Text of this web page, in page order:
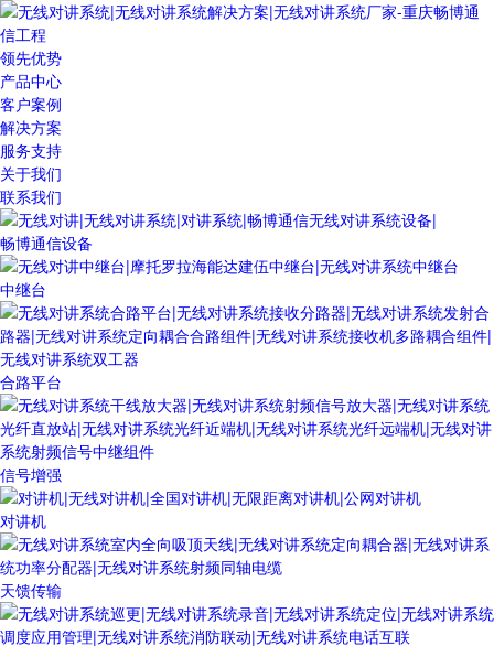
领先优势
产品中心
客户案例
解决方案
服务支持
关于我们
联系我们
畅博通信设备
中继台
合路平台
信号增强
对讲机
天馈传输